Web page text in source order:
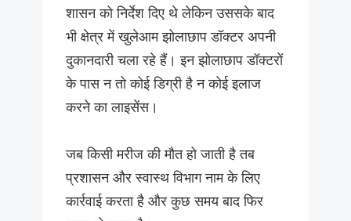
शासन को निर्देश दिए थे लेकिन उससके बाद
भी क्षेत्र में खुलेआम झोलाछाप डॉक्टर अपनी
दुकानदारी चला रहे हैं। इन झोलाछाप डॉक्टरों
के पास न तो कोई डिग्री है न कोई इलाज
करने का लाइसेंस।
जब किसी मरीज की मौत हो जाती है तब
प्रशासन और स्वास्थ विभाग नाम के लिए
कार्रवाई करता है और कुछ समय बाद फिर